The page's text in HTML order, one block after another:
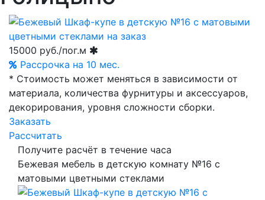
15000 руб./пог.м
Рассрочка на 10 мес.
* Стоимость может меняться в зависимости от
материала, количества фурнитуры и аксессуаров,
декорирования, уровня сложности сборки.
Заказать
Рассчитать
Получите расчёт в течение часа
Бежевая мебель в детскую комнату №16 с
матовыми цветными стеклами